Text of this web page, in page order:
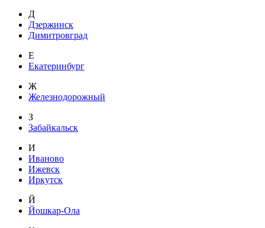
Д
Дзержинск
Димитровград
Е
Екатеринбург
Ж
Железнодорожный
З
Забайкальск
И
Иваново
Ижевск
Иркутск
Й
Йошкар-Ола